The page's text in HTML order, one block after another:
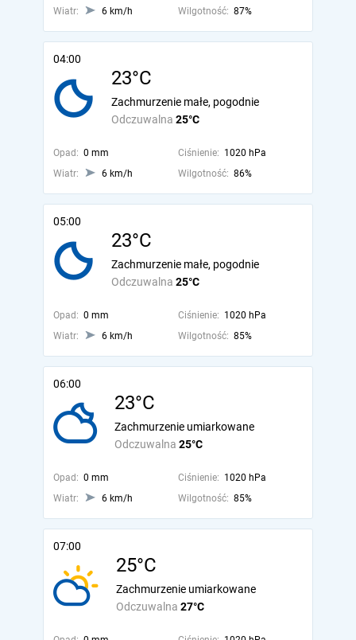
Wiatr:
6 km/h Wilgotność: 87%
04:00
23°C
Odczuwalna 25°C
Zachmurzenie małe, pogodnie
Opad: 0 mm Ciśnienie: 1020 hPa
Wiatr:
6 km/h Wilgotność: 86%
05:00
23°C
Odczuwalna 25°C
Zachmurzenie małe, pogodnie
Opad: 0 mm Ciśnienie: 1020 hPa
Wiatr:
6 km/h Wilgotność: 85%
06:00
23°C
Odczuwalna 25°C
Zachmurzenie umiarkowane
Opad: 0 mm Ciśnienie: 1020 hPa
Wiatr:
6 km/h Wilgotność: 85%
07:00
25°C
Odczuwalna 27°C
Zachmurzenie umiarkowane